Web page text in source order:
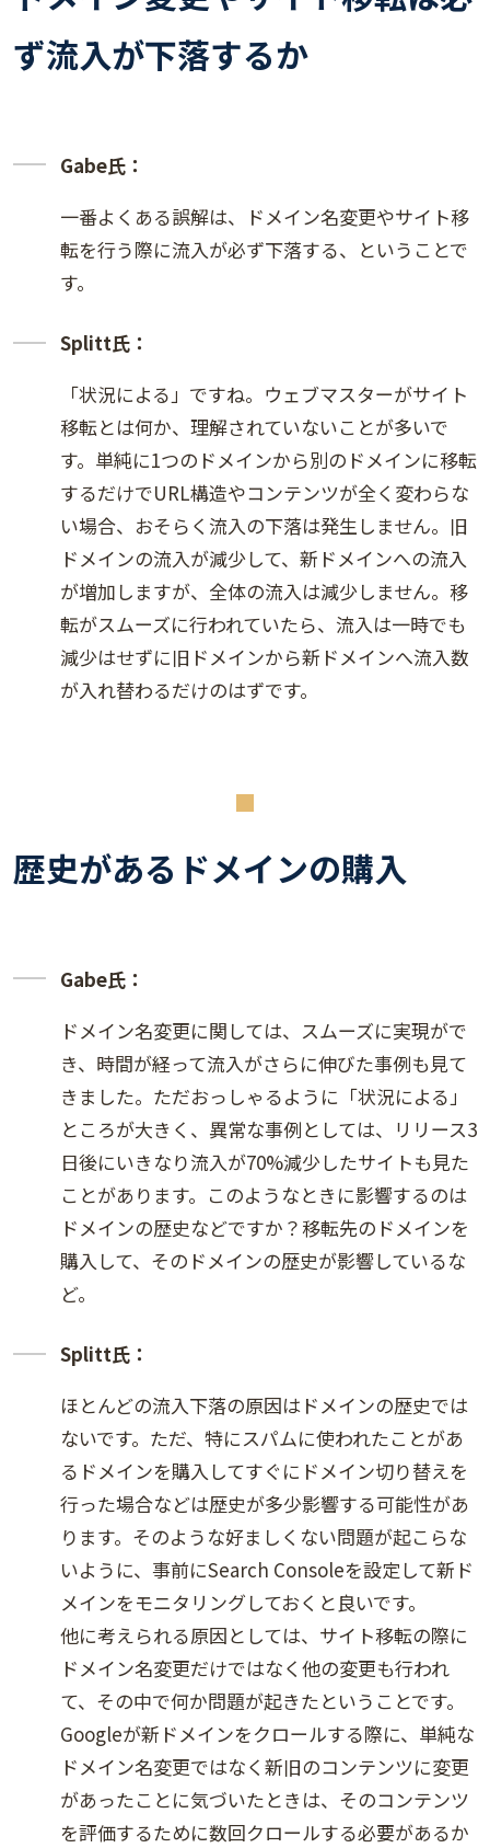
ず流入が下落するか
Gabe氏：
一番よくある誤解は、ドメイン名変更やサイト移
転を行う際に流入が必ず下落する、ということで
す。
Splitt氏：
「状況による」ですね。ウェブマスターがサイト
移転とは何か、理解されていないことが多いで
す。単純に1つのドメインから別のドメインに移転
するだけでURL構造やコンテンツが全く変わらな
い場合、おそらく流入の下落は発生しません。旧
ドメインの流入が減少して、新ドメインへの流入
が増加しますが、全体の流入は減少しません。移
転がスムーズに行われていたら、流入は一時でも
減少はせずに旧ドメインから新ドメインへ流入数
が入れ替わるだけのはずです。
歴史があるドメインの購入
Gabe氏：
ドメイン名変更に関しては、スムーズに実現がで
き、時間が経って流入がさらに伸びた事例も見て
きました。ただおっしゃるように「状況による」
ところが大きく、異常な事例としては、リリース3
日後にいきなり流入が70%減少したサイトも見た
ことがあります。このようなときに影響するのは
ドメインの歴史などですか？移転先のドメインを
購入して、そのドメインの歴史が影響しているな
ど。
Splitt氏：
ほとんどの流入下落の原因はドメインの歴史では
ないです。ただ、特にスパムに使われたことがあ
るドメインを購入してすぐにドメイン切り替えを
行った場合などは歴史が多少影響する可能性があ
ります。そのような好ましくない問題が起こらな
いように、事前にSearch Consoleを設定して新ド
メインをモニタリングしておくと良いです。
他に考えられる原因としては、サイト移転の際に
ドメイン名変更だけではなく他の変更も行われ
て、その中で何か問題が起きたということです。
Googleが新ドメインをクロールする際に、単純な
ドメイン名変更ではなく新旧のコンテンツに変更
があったことに気づいたときは、そのコンテンツ
を評価するために数回クロールする必要があるか